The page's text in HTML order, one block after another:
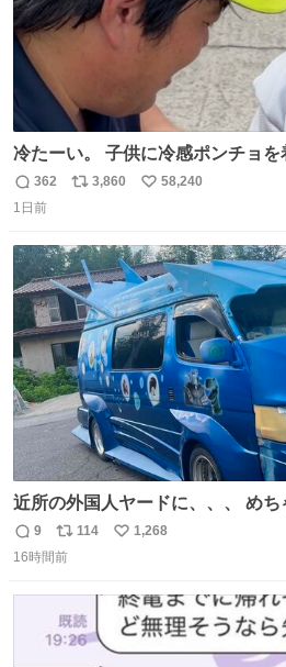
冷たーい。 子供に冷感ポンチョ
ぎで喜んでくれました。 こんな素
た山口県の恩師に感謝。
返
信
362
リ
ト
数
3,860
い
数
58,240
1日前
近所の外国人ヤードに、、、 め
てました😭 外装ぼろぼろだし、、
し、、 可哀想に😢😢 今まで数十
返
信
9
リ
ポ
ト
数
114
い
数
1,268
16時間前